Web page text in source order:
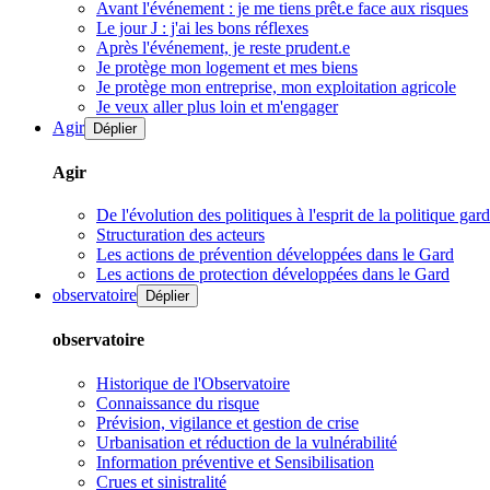
Avant l'événement : je me tiens prêt.e face aux risques
Le jour J : j'ai les bons réflexes
Après l'événement, je reste prudent.e
Je protège mon logement et mes biens
Je protège mon entreprise, mon exploitation agricole
Je veux aller plus loin et m'engager
Agir Déplier
Agir
De l'évolution des politiques à l'esprit de la politique
Structuration des acteurs
Les actions de prévention développées dans le Gard
Les actions de protection développées dans le Gard
observatoire
Déplier
observatoire
Historique de l'Observatoire
Connaissance du risque
Prévision, vigilance et gestion de crise
Urbanisation et réduction de la vulnérabilité
Information préventive et Sensibilisation
Crues et sinistralité